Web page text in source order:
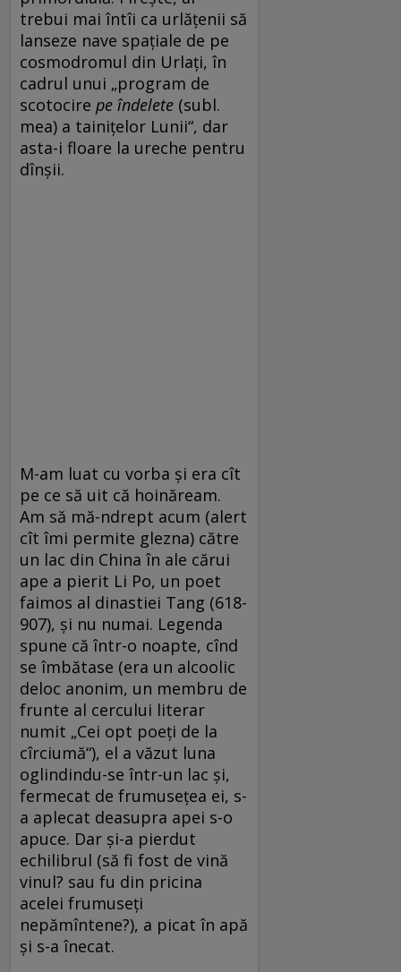
trebui mai întîi ca urlățenii să
lanseze nave spațiale de pe
cosmodromul din Urlați, în
cadrul unui „program de
scotocire pe îndelete (subl.
mea) a tainițelor Lunii“, dar
asta-i floare la ureche pentru
dînșii.
M-am luat cu vorba și era cît
pe ce să uit că hoinăream.
Am să mă-ndrept acum (alert
cît îmi permite glezna) către
un lac din China în ale cărui
ape a pierit Li Po, un poet
faimos al dinastiei Tang (618-
907), și nu numai. Legenda
spune că într-o noapte, cînd
se îmbătase (era un alcoolic
deloc anonim, un membru de
frunte al cercului literar
numit „Cei opt poeți de la
cîrciumă“), el a văzut luna
oglindindu-se într-un lac și,
fermecat de frumusețea ei, s-
a aplecat deasupra apei s-o
apuce. Dar și-a pierdut
echilibrul (să fi fost de vină
vinul? sau fu din pricina
acelei frumuseți
nepămîntene?), a picat în apă
și s-a înecat.